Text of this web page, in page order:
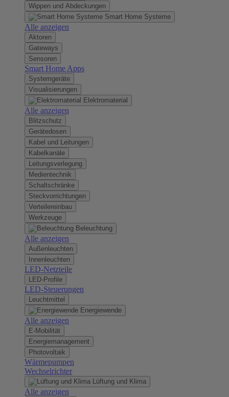
Wippen und Abdeckungen
Smart Home Systeme
Alle anzeigen
Aktoren
Gateways
Sensoren
Smart Home Apps
Systemgeräte
Visualisierungen
Elektromaterial
Alle anzeigen
Blitzschutz
Gerätedosen
Kabel und Leitungen
Kabelkanäle
Leitungsverlegung
Medientechnik
Schaltschränke
Steckvorrichtungen
Verteilereinbau
Werkzeuge
Beleuchtung
Alle anzeigen
Außenleuchten
Innenleuchten
LED-Netzteile
LED-Profile
LED-Steuerungen
Leuchtmittel
Energiewende
Alle anzeigen
E-Mobilität
Energiemanagement
Photovoltaik
Wärmepumpen
Wechselrichter
Lüftung und Klima
Alle anzeigen